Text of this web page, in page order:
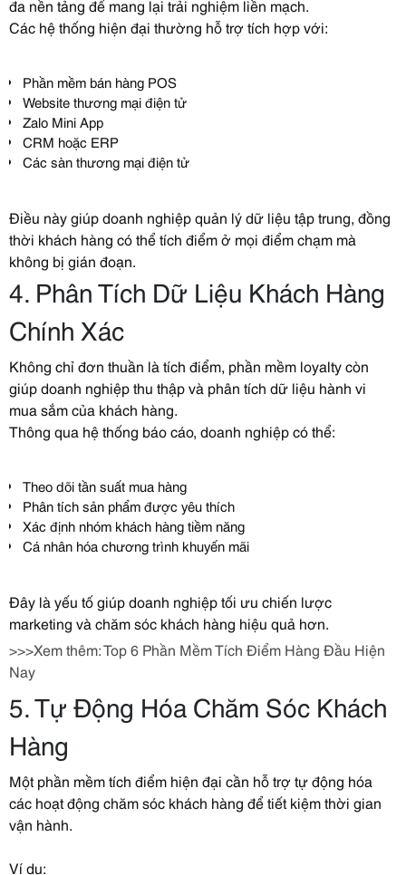
đa nền tảng để mang lại trải nghiệm liền mạch.
Các hệ thống hiện đại thường hỗ trợ tích hợp với:
Phần mềm bán hàng POS
Website thương mại điện tử
Zalo Mini App
CRM hoặc ERP
Các sàn thương mại điện tử
Điều này giúp doanh nghiệp quản lý dữ liệu tập trung, đồng
thời khách hàng có thể tích điểm ở mọi điểm chạm mà
không bị gián đoạn.
4. Phân Tích Dữ Liệu Khách Hàng
Chính Xác
Không chỉ đơn thuần là tích điểm, phần mềm loyalty còn
giúp doanh nghiệp thu thập và phân tích dữ liệu hành vi
mua sắm của khách hàng.
Thông qua hệ thống báo cáo, doanh nghiệp có thể:
Theo dõi tần suất mua hàng
Phân tích sản phẩm được yêu thích
Xác định nhóm khách hàng tiềm năng
Cá nhân hóa chương trình khuyến mãi
Đây là yếu tố giúp doanh nghiệp tối ưu chiến lược
marketing và chăm sóc khách hàng hiệu quả hơn.
>>>Xem thêm:Top 6 Phần Mềm Tích Điểm Hàng Đầu Hiện
Nay
5. Tự Động Hóa Chăm Sóc Khách
Hàng
Một phần mềm tích điểm hiện đại cần hỗ trợ tự động hóa
các hoạt động chăm sóc khách hàng để tiết kiệm thời gian
vận hành.
Ví dụ: